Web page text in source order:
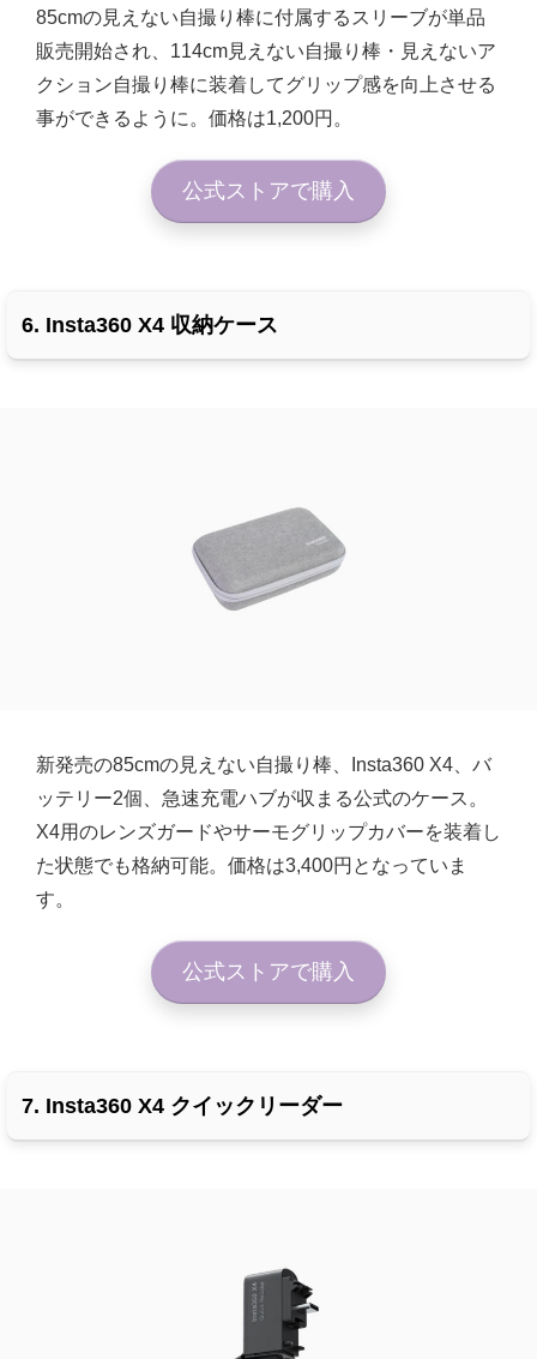
85cmの見えない自撮り棒に付属するスリーブが単品
販売開始され、114cm見えない自撮り棒・見えないア
クション自撮り棒に装着してグリップ感を向上させる
事ができるように。価格は1,200円。
公式ストアで購入
6. Insta360 X4 収納ケース
新発売の85cmの見えない自撮り棒、Insta360 X4、バ
ッテリー2個、急速充電ハブが収まる公式のケース。
X4用のレンズガードやサーモグリップカバーを装着し
た状態でも格納可能。価格は3,400円となっていま
す。
公式ストアで購入
7. Insta360 X4 クイックリーダー